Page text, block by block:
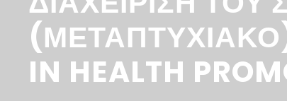
(ΜΕΤΑΠΤΥΧΙΑΚΟ)
IN HEALTH